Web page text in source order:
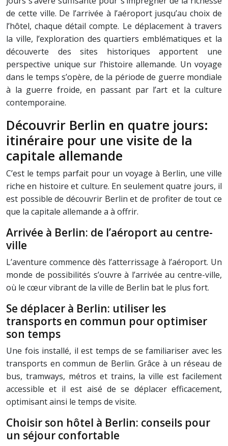
de cette ville. De l’arrivée à l’aéroport jusqu’au choix de
l’hôtel, chaque détail compte. Le déplacement à travers
la ville, l’exploration des quartiers emblématiques et la
découverte des sites historiques apportent une
perspective unique sur l’histoire allemande. Un voyage
dans le temps s’opère, de la période de guerre mondiale
à la guerre froide, en passant par l’art et la culture
contemporaine.
Découvrir Berlin en quatre jours:
itinéraire pour une visite de la
capitale allemande
C’est le temps parfait pour un voyage à Berlin, une ville
riche en histoire et culture. En seulement quatre jours, il
est possible de découvrir Berlin et de profiter de tout ce
que la capitale allemande a à offrir.
Arrivée à Berlin: de l’aéroport au centre-
ville
L’aventure commence dès l’atterrissage à l’aéroport. Un
monde de possibilités s’ouvre à l’arrivée au centre-ville,
où le cœur vibrant de la ville de Berlin bat le plus fort.
Se déplacer à Berlin: utiliser les
transports en commun pour optimiser
son temps
Une fois installé, il est temps de se familiariser avec les
transports en commun de Berlin. Grâce à un réseau de
bus, tramways, métros et trains, la ville est facilement
accessible et il est aisé de se déplacer efficacement,
optimisant ainsi le temps de visite.
Choisir son hôtel à Berlin: conseils pour
un séjour confortable